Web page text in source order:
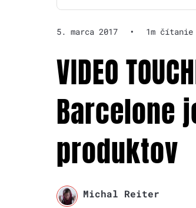
5. marca 2017 • 1m čítanie
VIDEO
Barcelone
produktov
Michal Reiter